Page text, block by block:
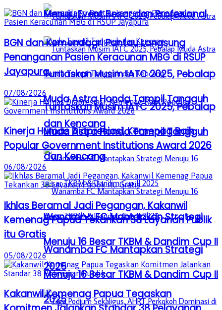
Tuntaskan Musim IATC 2025, Pebalap
Muda Astra Honda Tampil Tangguh
dan Kencang
Wanamba FC Mantapkan Strategi
Menuju 16 Besar TKBM & Dandim Cup II
2025
Menuju Event Besar dan Profesional
Tuntaskan Musim IATC 2025, Pebalap
Muda Astra Honda Tampil Tangguh
dan Kencang
Wanamba FC Mantapkan Strategi
Menuju 16 Besar TKBM & Dandim Cup II
2025
BGN dan Kemendagri Pantau Langsung
Penanganan Pasien Keracunan MBG di RSUP
Jayapura
07/08/2026
Kinerja Humas Diapresiasi, Kemenag Raih
Popular Government Institutions Award 2026
06/08/2026
Ikhlas Beramal Jadi Pegangan, Kakanwil
Kemenag Papua Tekankan 38 Layanan Publik
itu Gratis
05/08/2026
Kakanwil Kemenag Papua Tegaskan